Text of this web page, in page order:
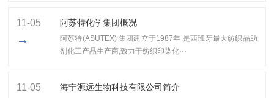
11-05
→
阿苏特化学集团概况
阿苏特(ASUTEX) 集团建立于1987年,是西班牙最大纺织品助
剂化工产品生产商,致力于纺织印染化···
11-05 海宁源远生物科技有限公司简介